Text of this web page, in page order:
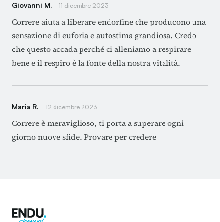
Giovanni M. 11 dicembre 2023
Correre aiuta a liberare endorfine che producono una
sensazione di euforia e autostima grandiosa. Credo
che questo accada perché ci alleniamo a respirare
bene e il respiro è la fonte della nostra vitalità.
Maria R. 12 dicembre 2023
Correre è meraviglioso, ti porta a superare ogni
giorno nuove sfide. Provare per credere